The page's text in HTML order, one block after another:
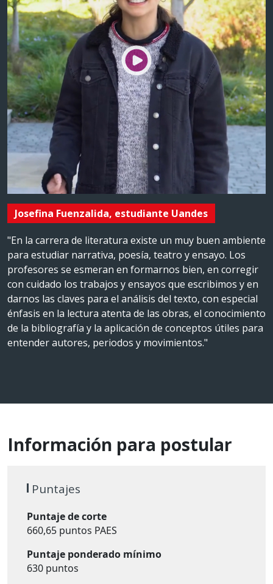
Josefina Fuenzalida, estudiante Uandes
"En la carrera de literatura existe un muy buen ambiente
para estudiar narrativa, poesía, teatro y ensayo. Los
profesores se esmeran en formarnos bien, en corregir
con cuidado los trabajos y ensayos que escribimos y en
darnos las claves para el análisis del texto, con especial
énfasis en la lectura atenta de las obras, el conocimiento
de la bibliografía y la aplicación de conceptos útiles para
entender autores, periodos y movimientos."
Información para postular
Puntajes
Puntaje de corte
660,65 puntos PAES
Puntaje ponderado mínimo
630 puntos